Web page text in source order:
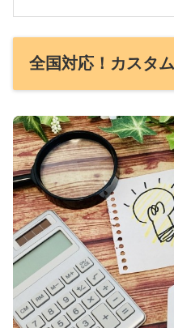
全国対応！カスタ